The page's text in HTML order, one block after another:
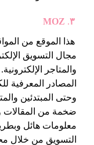
٣.
MOZ
هذا الموقع من
مجال التسويق
والمتاجر
المصادر المعرفية
وحتى المبتدئين
ضخمة من المقالات
معلومات هائل
التسويق من خلال